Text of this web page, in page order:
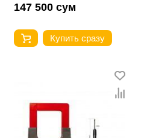
147 500 сум
Купить сразу